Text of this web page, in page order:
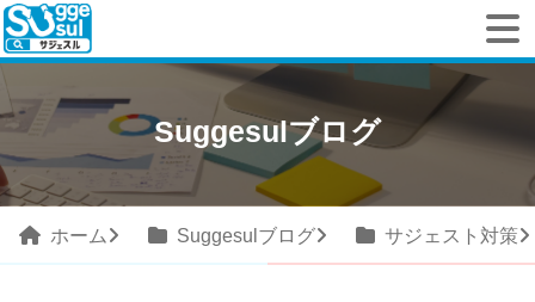
Suggesulブログ
ホーム Suggesulブログ サジェスト対策